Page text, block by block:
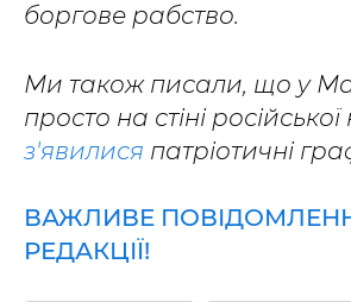
боргове рабство.
Ми також писали, що у
просто на стіні
з'явилися патріотичні
ВАЖЛИВЕ
РЕДАКЦІЇ!